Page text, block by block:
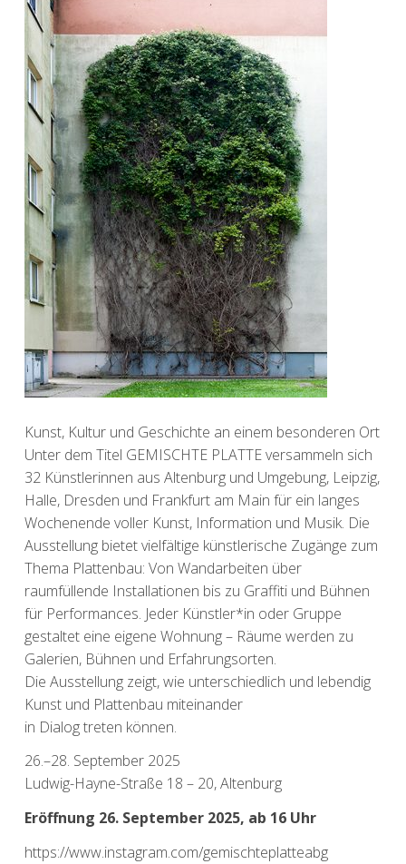
Kunst, Kultur und Geschichte an einem besonderen Ort
Unter dem Titel GEMISCHTE PLATTE versammeln sich
32 Künstlerinnen aus Altenburg und Umgebung, Leipzig,
Halle, Dresden und Frankfurt am Main für ein langes
Wochenende voller Kunst, Information und Musik. Die
Ausstellung bietet vielfältige künstlerische Zugänge zum
Thema Plattenbau: Von Wandarbeiten über
raumfüllende Installationen bis zu Graffiti und Bühnen
für Performances. Jeder Künstler*in oder Gruppe
gestaltet eine eigene Wohnung – Räume werden zu
Galerien, Bühnen und Erfahrungsorten.
Die Ausstellung zeigt, wie unterschiedlich und lebendig
Kunst und Plattenbau miteinander
in Dialog treten können.
26.–28. September 2025
Ludwig-Hayne-Straße 18 – 20, Altenburg
Eröffnung 26. September 2025, ab 16 Uhr
https://www.instagram.com/gemischteplatteabg